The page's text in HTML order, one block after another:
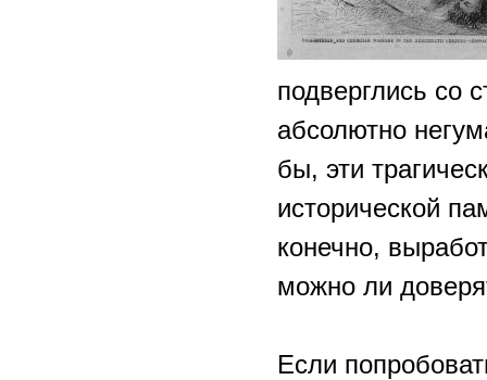
подверглись со
абсолютно
бы, эти
исторической
конечно,
можно ли
Если